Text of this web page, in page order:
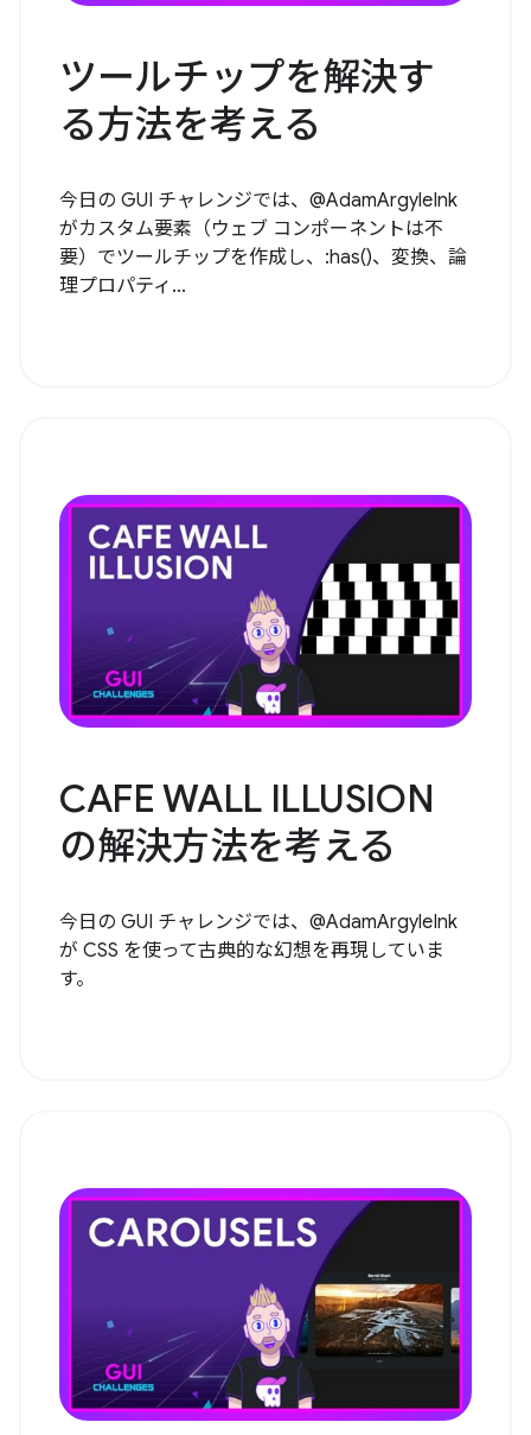
ツールチップを解決す
る方法を考える
今日の GUI チャレンジでは、@AdamArgyleInk
がカスタム要素（ウェブ コンポーネントは不
要）でツールチップを作成し、:has()、変換、論
理プロパティ...
CAFE WALL ILLUSION
の解決方法を考える
今日の GUI チャレンジでは、@AdamArgyleInk
が CSS を使って古典的な幻想を再現していま
す。